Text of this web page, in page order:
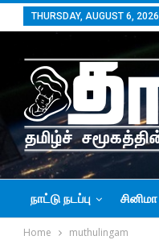
THURSDAY, AUGUST 6, 2026
நாட்டு நடப்பு சினிமா
Home muthulingam